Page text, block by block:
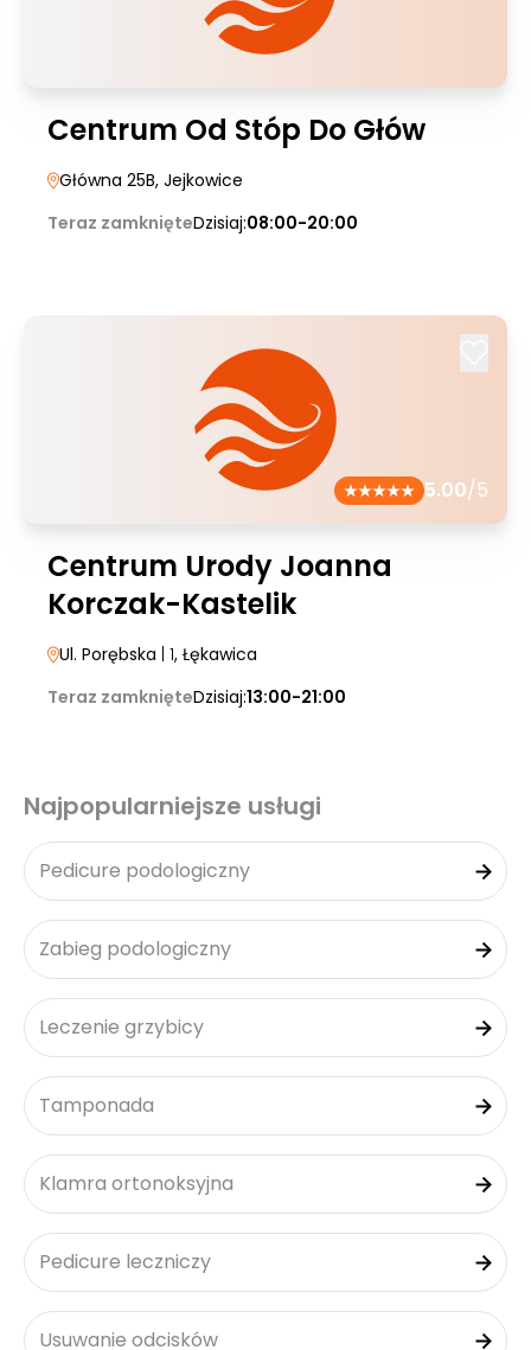
Centrum Od Stóp Do Głów
Główna 25B, Jejkowice
Teraz zamknięteDzisiaj:08:00-20:00
5.00/5
Centrum Urody Joanna
Korczak-Kastelik
Ul. Porębska | 1, Łękawica
Teraz zamknięteDzisiaj:13:00-21:00
Najpopularniejsze usługi
Pedicure podologiczny
Zabieg podologiczny
Leczenie grzybicy
Tamponada
Klamra ortonoksyjna
Pedicure leczniczy
Usuwanie odcisków